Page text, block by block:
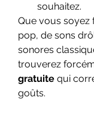
souhaitez.
Que vous soyez
pop, de sons
sonores
trouverez
gratuite qui
goûts.